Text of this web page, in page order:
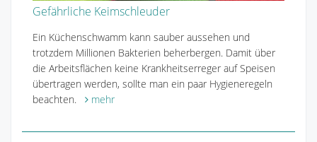
Gefährliche Keimschleuder
Ein Küchenschwamm kann sauber aussehen und
trotzdem Millionen Bakterien beherbergen. Damit über
die Arbeitsflächen keine Krankheitserreger auf Speisen
übertragen werden, sollte man ein paar Hygieneregeln
beachten.
mehr